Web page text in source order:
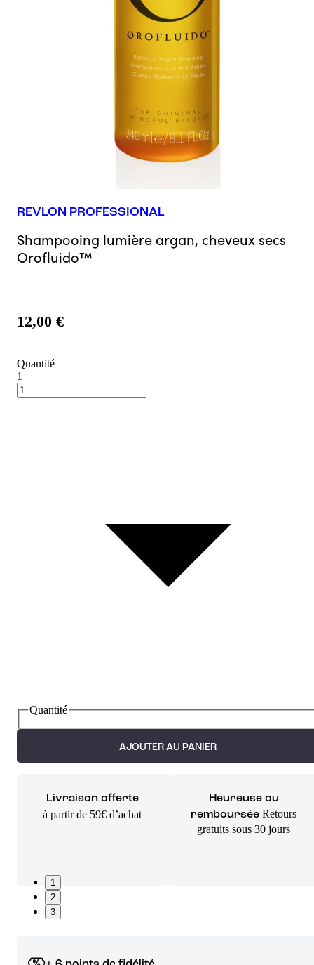
REVLON PROFESSIONAL
Shampooing lumière argan, cheveux secs
Orofluido™
12,00 €
Quantité
1
Quantité
AJOUTER AU PANIER
Livraison offerte
à partir de 59€ d’achat
Heureuse ou
remboursée Retours
gratuits sous 30 jours
1
2
3